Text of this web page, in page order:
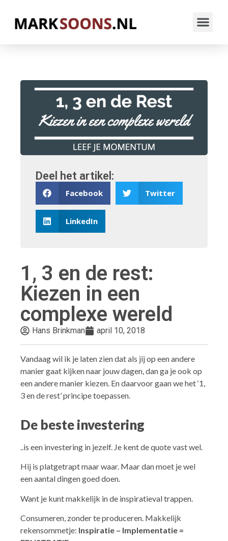
Deel het artikel:
Facebook Twitter
LinkedIn
1, 3 en de rest:
Kiezen in een
complexe wereld
Hans Brinkman april 10, 2018
Vandaag wil ik je laten zien dat als jij op een andere
manier gaat kijken naar jouw dagen, dan ga je ook op
een andere manier kiezen. En daarvoor gaan we het ‘1,
3 en de rest’ principe toepassen.
De beste investering
..is een investering in jezelf. Je kent de quote vast wel.
Hij is platgetrapt maar waar. Maar dan moet je wel
een aantal dingen goed doen.
Want je kunt makkelijk in de inspiratieval trappen.
Consumeren, zonder te produceren. Makkelijk
rekensommetje: Inspiratie – Implementatie =